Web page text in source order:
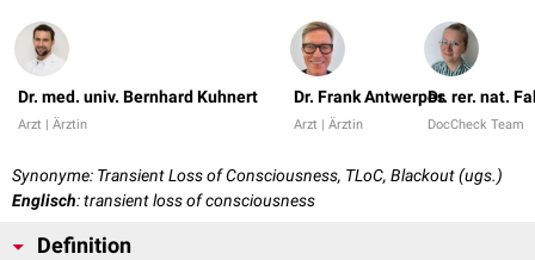
Dr. med. univ. Bernhard Kuhnert
Arzt | Ärztin
Dr. Frank Antwerpes
Arzt | Ärztin
Dr. rer. nat.
DocCheck Team
Synonyme: Transient Loss of Consciousness, TLoC, Blackout (ugs.)
Englisch: transient loss of consciousness
Definition